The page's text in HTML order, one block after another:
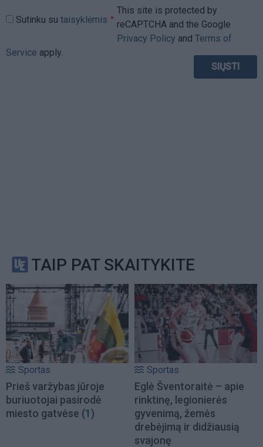
Sutinku su taisyklėmis
This site is protected by
reCAPTCHA and the Google
Privacy Policy and Terms of
Service apply.
TAIP PAT SKAITYKITE
Sportas
Prieš varžybas jūroje
buriuotojai pasirodė
miesto gatvėse (1)
Sportas
Eglė Šventoraitė – apie
rinktinę, legionierės
gyvenimą, žemės
drebėjimą ir didžiausią
svajonę